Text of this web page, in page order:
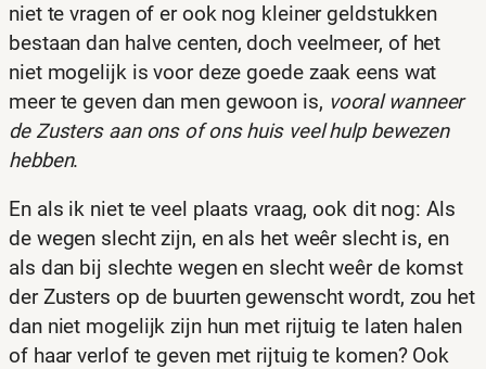
niet te vragen of er ook nog kleiner geldstukken
bestaan dan halve centen, doch veelmeer, of het
niet mogelijk is voor deze goede zaak eens wat
meer te geven dan men gewoon is, vooral wanneer
de Zusters aan ons of ons huis veel hulp bewezen
hebben.
En als ik niet te veel plaats vraag, ook dit nog: Als
de wegen slecht zijn, en als het weêr slecht is, en
als dan bij slechte wegen en slecht weêr de komst
der Zusters op de buurten gewenscht wordt, zou het
dan niet mogelijk zijn hun met rijtuig te laten halen
of haar verlof te geven met rijtuig te komen? Ook